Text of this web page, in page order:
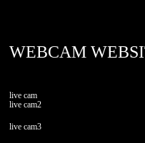
WEBCAM
live cam
live cam2
live cam3